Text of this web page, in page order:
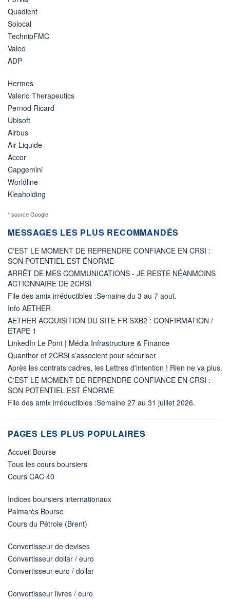
Quadient
Solocal
TechnipFMC
Valeo
ADP
Hermes
Valerio Therapeutics
Pernod Ricard
Ubisoft
Airbus
Air Liquide
Accor
Capgemini
Worldline
Kleaholding
* source Google
MESSAGES LES PLUS RECOMMANDÉS
C'EST LE MOMENT DE REPRENDRE CONFIANCE EN CRSI :
SON POTENTIEL EST ÉNORME
ARRÊT DE MES COMMUNICATIONS - JE RESTE NÉANMOINS
ACTIONNAIRE DE 2CRSI
File des amix irréductibles :Semaine du 3 au 7 aout.
Info AETHER
AETHER ACQUISITION DU SITE FR SXB2 : CONFIRMATION /
ETAPE 1
LinkedIn Le Pont | Média Infrastructure & Finance
Quanthor et 2CRSi s’associent pour sécuriser
Après les contrats cadres, les Lettres d'intention ! Rien ne va plus.
C'EST LE MOMENT DE REPRENDRE CONFIANCE EN CRSI :
SON POTENTIEL EST ÉNORME
File des amix irréductibles :Semaine 27 au 31 juillet 2026.
PAGES LES PLUS POPULAIRES
Accueil Bourse
Tous les cours boursiers
Cours CAC 40
Indices boursiers internationaux
Palmarès Bourse
Cours du Pétrole (Brent)
Convertisseur de devises
Convertisseur dollar / euro
Convertisseur euro / dollar
Convertisseur livres / euro